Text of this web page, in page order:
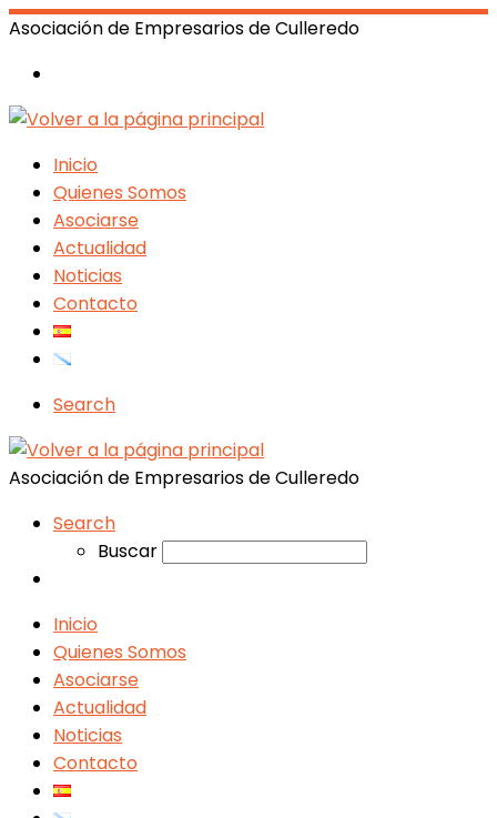
Asociación de Empresarios de Culleredo
Inicio
Quienes Somos
Asociarse
Actualidad
Noticias
Contacto
Search
Asociación de Empresarios de Culleredo
Search
Buscar
Inicio
Quienes Somos
Asociarse
Actualidad
Noticias
Contacto